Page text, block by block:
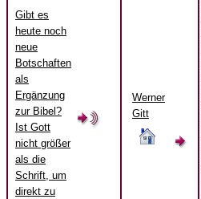
Gibt es
heute noch
neue
Botschaften
als
Ergänzung
zur Bibel?
Ist Gott
nicht größer
als die
Schrift, um
direkt zu
Werner
Gitt